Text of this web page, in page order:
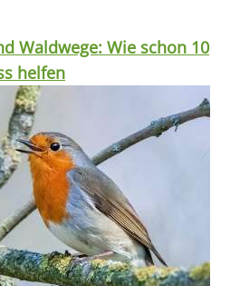
Waldwege: Wie schon 10
helfen